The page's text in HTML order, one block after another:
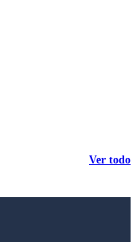
Ver todo